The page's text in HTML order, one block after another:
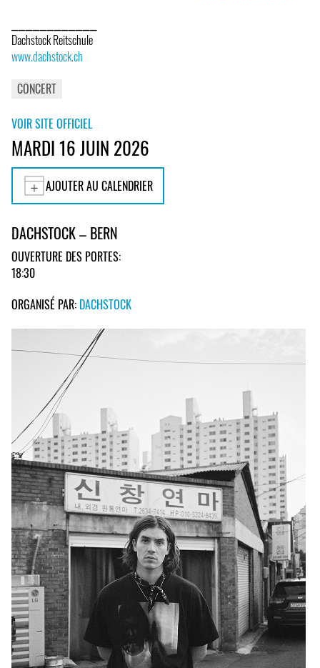
Dachstock Reitschule
www.dachstock.ch
CONCERT
VOIR SITE OFFICIEL
MARDI 16 JUIN 2026
AJOUTER AU CALENDRIER
DACHSTOCK – BERN
OUVERTURE DES PORTES:
18:30
ORGANISÉ PAR: DACHSTOCK